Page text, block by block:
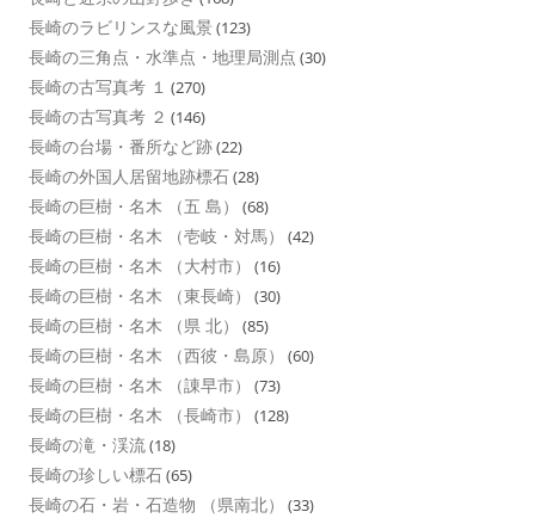
長崎のラビリンスな風景 (123)
長崎の三角点・水準点・地理局測点 (30)
長崎の古写真考 １ (270)
長崎の古写真考 ２ (146)
長崎の台場・番所など跡(22)
長崎の外国人居留地跡標石(28)
長崎の巨樹・名木 （五 島） (68)
長崎の巨樹・名木 （壱岐・対馬） (42)
長崎の巨樹・名木 （大村市） (16)
長崎の巨樹・名木 （東長崎） (30)
長崎の巨樹・名木 （県 北） (85)
長崎の巨樹・名木 （西彼・島原） (60)
長崎の巨樹・名木 （諌早市） (73)
長崎の巨樹・名木 （長崎市） (128)
長崎の滝・渓流(18)
長崎の珍しい標石(65)
長崎の石・岩・石造物 （県南北） (33)